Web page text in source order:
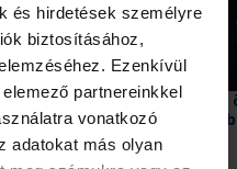
és hirdetések személyre
biztosításához,
Ezenkívül
partnereinkkel
vonatkozó
adatokat más olyan
U21 2026. júl. 09.
Bravúrokkal teli idény,
hely a felnőtt